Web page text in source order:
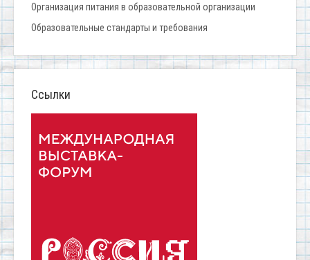
Организация питания в образовательной организации
Образовательные стандарты и требования
Ссылки